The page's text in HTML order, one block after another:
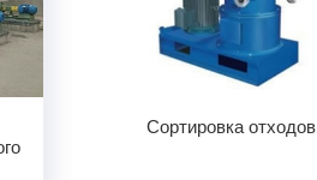
Сортировка отходов